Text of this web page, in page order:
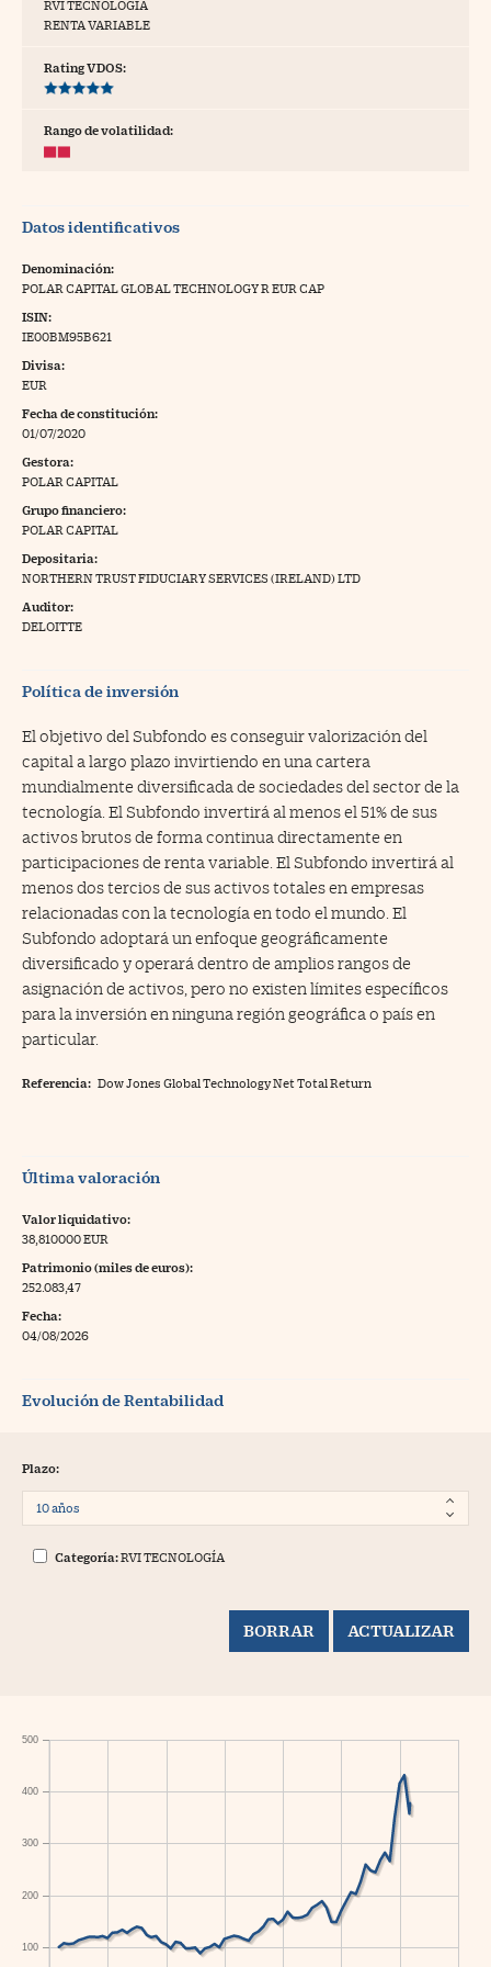
Pyme
Trading
a Cinco Días
RVI TECNOLOGÍA
RENTA VARIABLE
Rating VDOS:
Rango de volatilidad:
Datos identificativos
Denominación:
POLAR CAPITAL GLOBAL TECHNOLOGY R EUR CAP
ISIN:
IE00BM95B621
Divisa:
EUR
Fecha de constitución:
01/07/2020
Gestora:
POLAR CAPITAL
Grupo financiero:
POLAR CAPITAL
Depositaria:
NORTHERN TRUST FIDUCIARY SERVICES (IRELAND) LTD
Auditor:
DELOITTE
Política de inversión
El objetivo del Subfondo es conseguir valorización del
capital a largo plazo invirtiendo en una cartera
mundialmente diversificada de sociedades del sector de la
tecnología. El Subfondo invertirá al menos el 51% de sus
activos brutos de forma continua directamente en
participaciones de renta variable. El Subfondo invertirá al
menos dos tercios de sus activos totales en empresas
relacionadas con la tecnología en todo el mundo. El
Subfondo adoptará un enfoque geográficamente
diversificado y operará dentro de amplios rangos de
asignación de activos, pero no existen límites específicos
para la inversión en ninguna región geográfica o país en
particular.
Referencia: Dow Jones Global Technology Net Total Return
Última valoración
Valor liquidativo:
38,810000 EUR
Patrimonio (miles de euros):
252.083,47
Fecha:
04/08/2026
Evolución de Rentabilidad
Plazo:
Categoría:RVI TECNOLOGÍA
100
200
300
400
500